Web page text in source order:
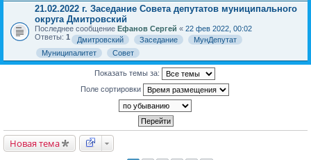
21.02.2022 г. Заседание Совета депутатов муниципального
округа Дмитровский
Последнее сообщение Ефанов Сергей « 22 фев 2022, 00:02
Ответы: 1 Дмитровский Заседание
МунДепутат
Муниципалитет
Совет
Показать темы за:
Поле сортировки
Новая тема